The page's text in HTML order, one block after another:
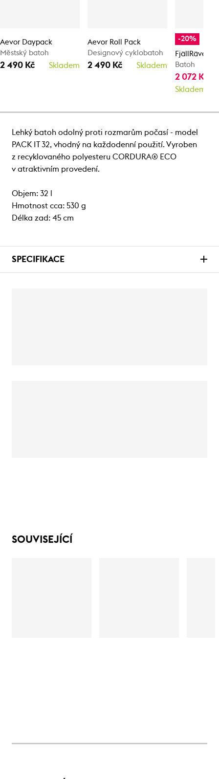
Aevor Daypack
Městský batoh
2 490 Kč Skladem
Aevor Roll Pack
Designový cyklobatoh
2 490 Kč Skladem
-20%
FjällRäven
Batoh
2 072 Kč
Skladem
Lehký batoh odolný proti rozmarům počasí - model
PACK IT 32, vhodný na každodenní použití. Vyroben
z recyklovaného polyesteru CORDURA® ECO
v atraktivním provedení.
Objem: 32 l
Hmotnost cca: 530 g
Délka zad: 45 cm
SPECIFIKACE
SOUVISEJÍCÍ